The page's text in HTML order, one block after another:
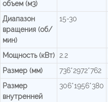
объем (м3)
Диапазон
вращения (об/
мин)
15-30
Мощность (кВт) 2.2
Размер (мм)
736*2972*762
Размер
внутренней
306*1956*380